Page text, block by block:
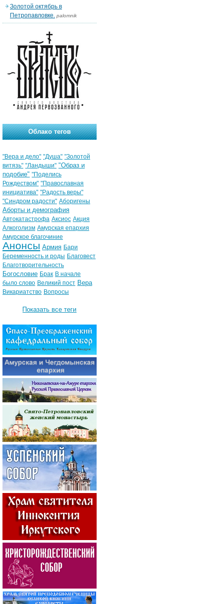
Золотой октябрь в
Петропавловке. palomnik
Облако тегов
"Вера и дело" "Душа" "Золотой
витязь" "Ландыши" "Образ и
подобие" "Поделись
Рождеством" "Православная
инициатива" "Радость веры"
"Синдром радости" Аборигены
Аборты и демография
Автокатастрофа Аксиос Акция
Алкоголизм Амурская епархия
Амурское благочиние
Анонсы Армия Бари
Беременность и роды Благовест
Благотворительность
Богословие Брак В начале
было слово Великий пост Вера
Викариатство Вопросы
Показать все теги